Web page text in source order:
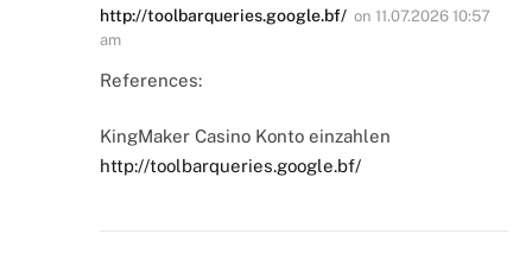
http://toolbarqueries.google.bf/ on 11.07.2026 10:57
am
References:
KingMaker Casino Konto einzahlen
http://toolbarqueries.google.bf/